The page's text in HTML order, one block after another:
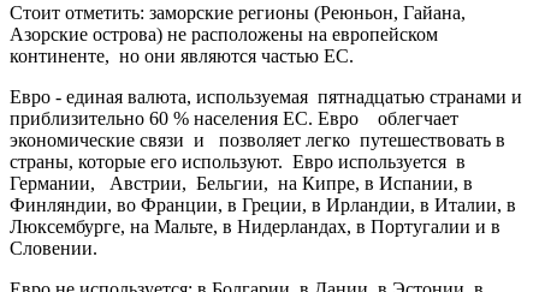
Стоит отметить: заморские регионы (Реюньон, Гайана,
Азорские острова) не расположены на европейском
континенте, но они являются частью ЕС.
Евро - единая валюта, используемая пятнадцатью странами и
приблизительно 60 % населения ЕС. Евро облегчает
экономические связи и позволяет легко путешествовать в
страны, которые его используют. Евро используется в
Германии, Австрии, Бельгии, на Кипре, в Испании, в
Финляндии, во Франции, в Греции, в Ирландии, в Италии, в
Люксембурге, на Мальте, в Нидерландах, в Португалии и в
Словении.